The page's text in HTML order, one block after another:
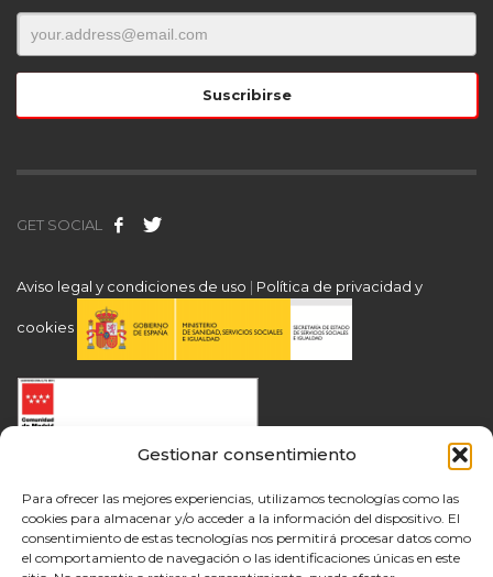
Gestionar consentimiento
Para ofrecer las mejores experiencias, utilizamos tecnologías como las
cookies para almacenar y/o acceder a la información del dispositivo. El
consentimiento de estas tecnologías nos permitirá procesar datos como
el comportamiento de navegación o las identificaciones únicas en este
GET SOCIAL
Aviso legal y condiciones de uso | Política de privacidad y
cookies